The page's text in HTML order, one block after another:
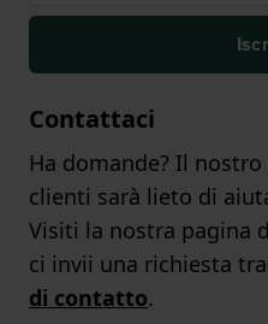
Contattaci
Ha domande? Il
clienti sarà lieto di
Visiti la nostra pagina
ci invii una richiesta
di contatto.